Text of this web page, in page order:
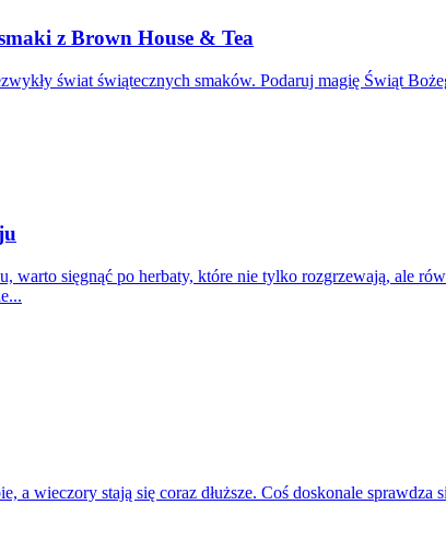
z Brown House & Tea
świat świątecznych smaków. Podaruj magię Świąt
warto sięgnąć po herbaty, które nie tylko rozgrzewają, ale
a wieczory stają się coraz dłuższe. Coś doskonale